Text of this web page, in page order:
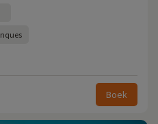
Boek